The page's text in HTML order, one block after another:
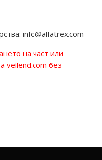
info@alfatrex.com
на част или
veilend.com без